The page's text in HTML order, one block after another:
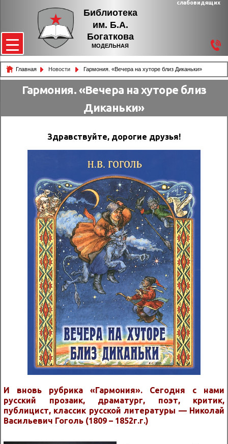
Библиотека
им. Б.А.
Богаткова
МОДЕЛЬНАЯ
слабовидящих
Главная Новости Гармония. «Вечера на хуторе близ Диканьки»
Гармония. «Вечера на хуторе близ
Диканьки»
Здравствуйте, дорогие друзья!
И вновь рубрика «Гармония». Сегодня с нами
русский прозаик, драматург, поэт, критик,
публицист, классик русской литературы — Николай
Васильевич Гоголь (1809 – 1852г.г.)